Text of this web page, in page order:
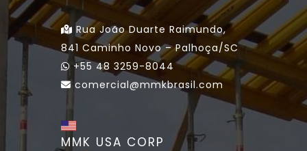
Rua João Duarte Raimundo,
841 Caminho Novo – Palhoça/SC
+55 48 3259-8044
comercial@mmkbrasil.com
MMK USA CORP